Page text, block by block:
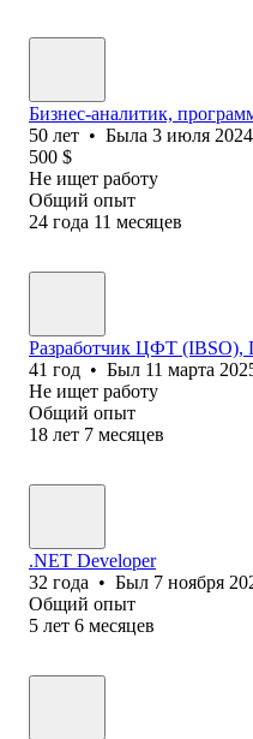
Бизнес-аналитик,
50 лет • Была 3 июля 2024
500 $
Не ищет работу
Общий опыт
24 года 11 месяцев
Разработчик ЦФТ (IBSO),
41 год • Был 11 марта
Не ищет работу
Общий опыт
18 лет 7 месяцев
.NET Developer
32 года • Был 7 ноября
Общий опыт
5 лет 6 месяцев